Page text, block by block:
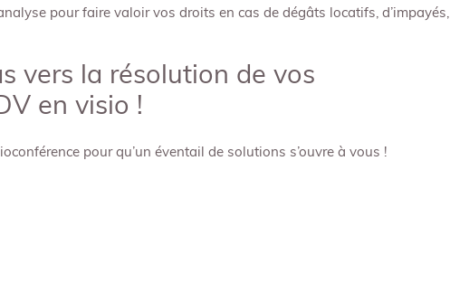
pour faire valoir vos droits en cas de dégâts locatifs, d’impayés,
vers la résolution de vos
en visio !
pour qu’un éventail de solutions s’ouvre à vous !